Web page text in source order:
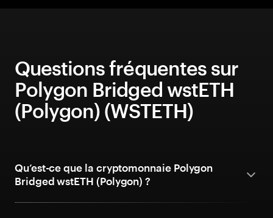
Questions fréquentes sur
Polygon Bridged wstETH
(Polygon) (WSTETH)
Qu’est-ce que la cryptomonnaie Polygon
Bridged wstETH (Polygon) ?